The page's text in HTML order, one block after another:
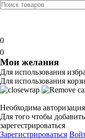
0
0
Мои желания
Для использования
Для использования
Необходима
Для того чтобы
зарегестрироваться
Зарегистрироваться